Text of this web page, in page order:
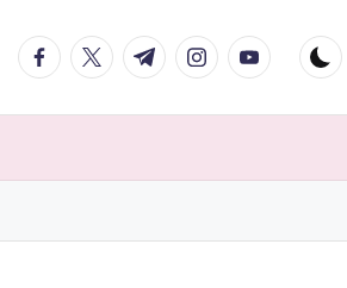
facebook.com
twitter.com
t.me instagram.com
youtube.com